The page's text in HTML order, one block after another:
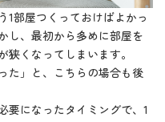
1部屋つくっておけばよかっ
し、最初から多めに部屋を
くなってしまいます。
た」と、こちらの場合も後
要になったタイミングで、1